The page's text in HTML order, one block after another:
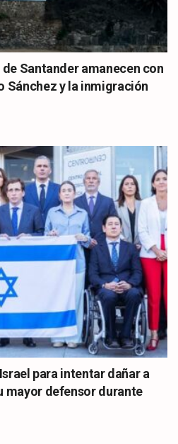
Santander amanecen con
Sánchez y la inmigración
para intentar dañar a
mayor defensor durante